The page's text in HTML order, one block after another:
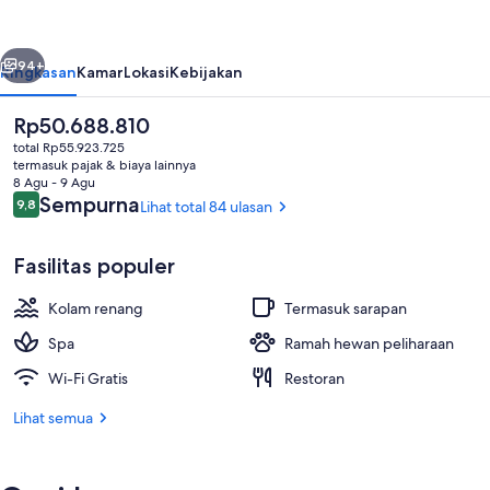
Eksterior
Berikutnya
94+
RingkasanKamarLokasiKebijakan
Harga
saat
ini
Rp50.688.810
Rp50.688.810
total Rp55.923.725
termasuk pajak & biaya lainnya
8 Agu - 9 Agu
Ulasan
9,89,8 dari 10
SempurnaLihat total 84 ulasan
Fasilitas populer
Kolam renang
Termasuk sarapan
Spa
Ramah hewan peliharaan
Wi-Fi Gratis
Restoran
Lihat semua